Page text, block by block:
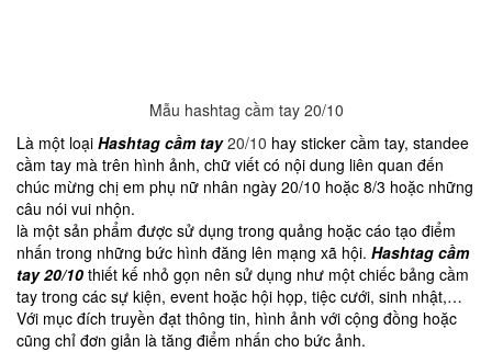
Mẫu hashtag cầm tay 20/10
Là một loại Hashtag cầm tay20/10 hay sticker cầm tay, standee
cầm tay mà trên hình ảnh, chữ viết có nội dung liên quan đến
chúc mừng chị em phụ nữ nhân ngày 20/10 hoặc 8/3 hoặc những
câu nói vui nhộn.
là một sản phẩm được sử dụng trong quảng hoặc cáo tạo điểm
nhấn trong những bức hình đăng lên mạng xã hội. Hashtag cầm
tay 20/10 thiết kế nhỏ gọn nên sử dụng như một chiếc bảng cầm
tay trong các sự kiện, event hoặc hội họp, tiệc cưới, sinh nhật,…
Với mục đích truyền đạt thông tin, hình ảnh với cộng đồng hoặc
cũng chỉ đơn giản là tăng điểm nhấn cho bức ảnh.